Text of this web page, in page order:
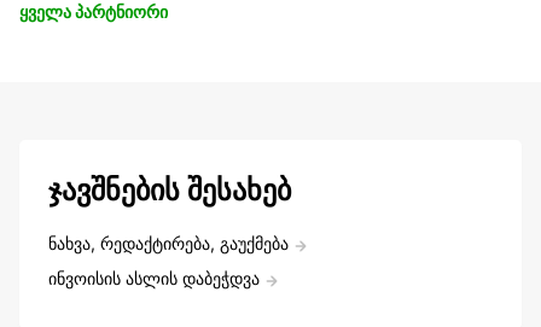
ყველა პარტნიორი
ჯავშნების შესახებ
ნახვა, რედაქტირება, გაუქმება
ინვოისის ასლის დაბეჭდვა